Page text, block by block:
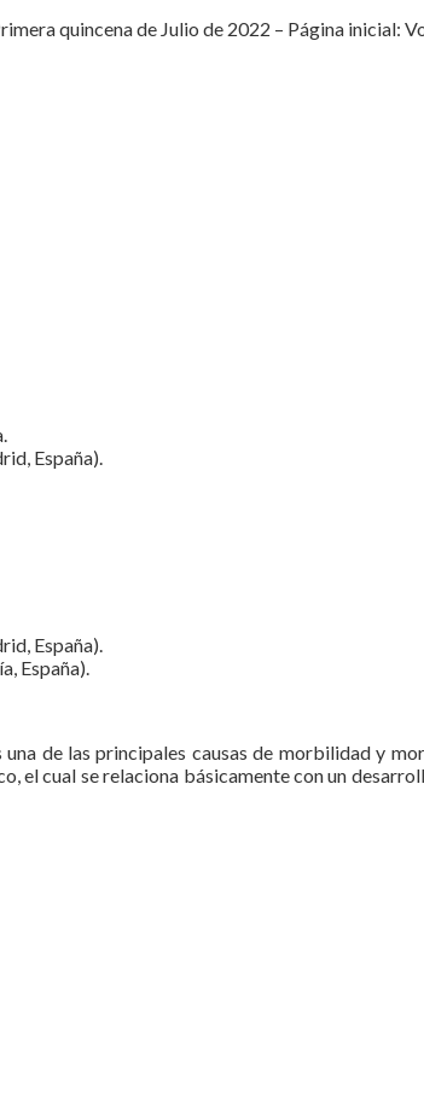
quincena de Julio de 2022 – Página inicial:
España).
España).
España).
de las principales causas de morbilidad y
cual se relaciona básicamente con un